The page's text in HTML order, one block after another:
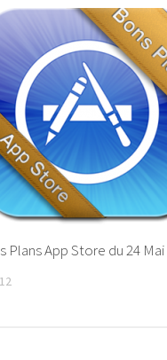
Plans App Store du 24 Mai